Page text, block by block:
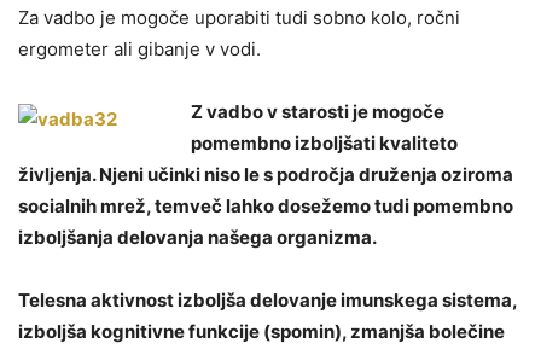
Za vadbo je mogoče uporabiti tudi sobno kolo, ročni
ergometer ali gibanje v vodi.
Z vadbo v starosti je mogoče
pomembno izboljšati kvaliteto
življenja. Njeni učinki niso le s področja druženja oziroma
socialnih mrež, temveč lahko dosežemo tudi pomembno
izboljšanja delovanja našega organizma.
Telesna aktivnost izboljša delovanje imunskega sistema,
izboljša kognitivne funkcije (spomin), zmanjša bolečine